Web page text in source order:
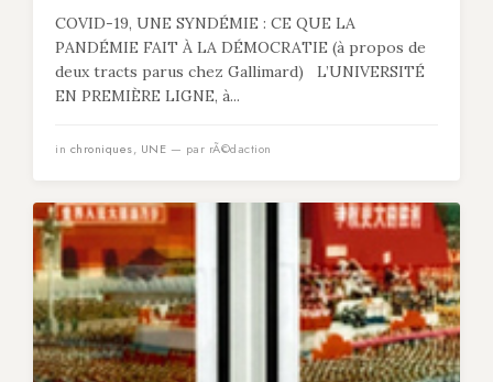
COVID-19, UNE SYNDÉMIE : CE QUE LA
PANDÉMIE FAIT À LA DÉMOCRATIE (à propos de
deux tracts parus chez Gallimard) L’UNIVERSITÉ
EN PREMIÈRE LIGNE, à...
in chroniques, UNE — par rÃ©daction